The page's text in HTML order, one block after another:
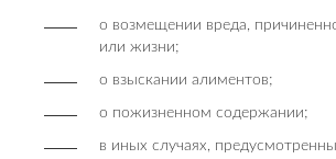
о возмещении вреда,
или жизни;
о взыскании алиментов;
о пожизненном содержании;
в иных случаях,